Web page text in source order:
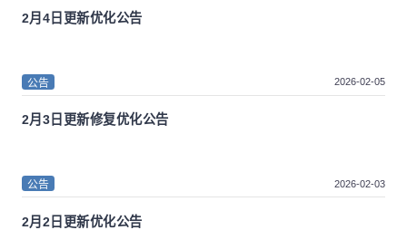
2月4日更新优化公告
公告 2026-02-05
2月3日更新修复优化公告
公告 2026-02-03
2月2日更新优化公告